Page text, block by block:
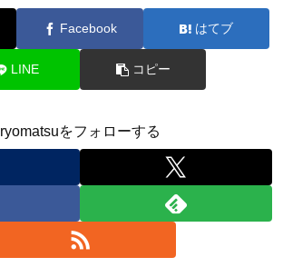
Facebook はてブ
LINE コピー
ryomatsuをフォローする